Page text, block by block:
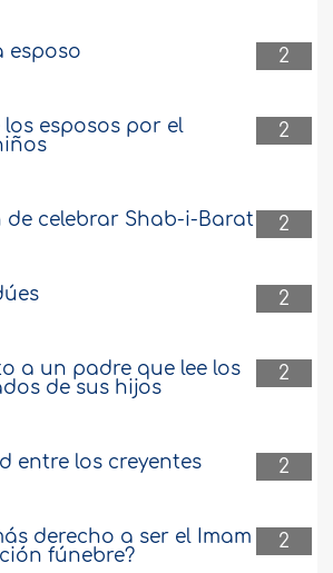
2
esposo
2
esposos por el
2
celebrar Shab-i-Barat
2
2
a un padre que lee los
de sus hijos
2
entre los creyentes
2
derecho a ser el Imam
fúnebre?